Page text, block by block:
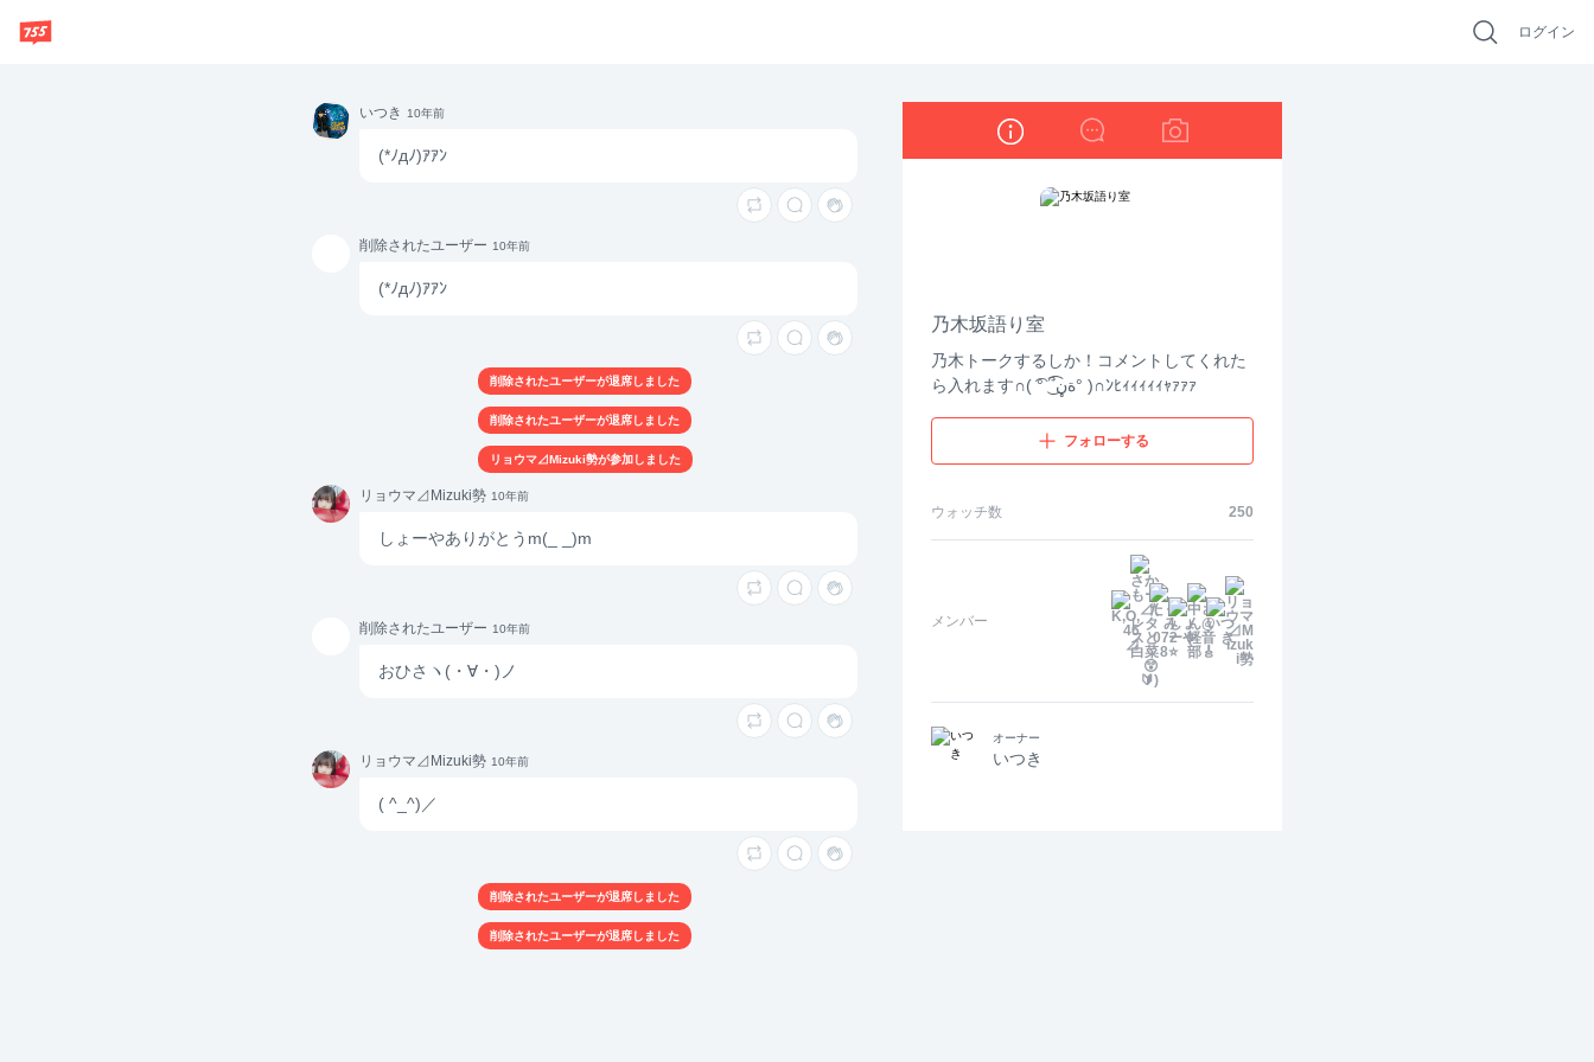
ログイン
いつき いつき 10年前
(*ﾉдﾉ)ｱｱﾝ
削除されたユーザー 10年前
(*ﾉдﾉ)ｱｱﾝ
削除されたユーザーが退席しました
削除されたユーザーが退席しました
リョウマ⊿Mizuki勢が参加しました
リョウ
マ
リョウマ⊿Mizuki勢 10年前
しょーやありがとうm(_ _)m
削除されたユーザー 10年前
おひさヽ(・∀・)ノ
リョウ
マ
リョウマ⊿Mizuki勢 10年前
( ^_^)／
削除されたユーザーが退席しました
削除されたユーザーが退席しました
乃木坂語り室
乃木トークするしか！コメントしてくれた
ら入れます∩( ͡° ͜՞ةڼ͡° )∩ﾝﾋｨｨｨｨｨｬｧｧｧ
フォローする
ウォッチ数 250
メンバー
オーナー
いつき